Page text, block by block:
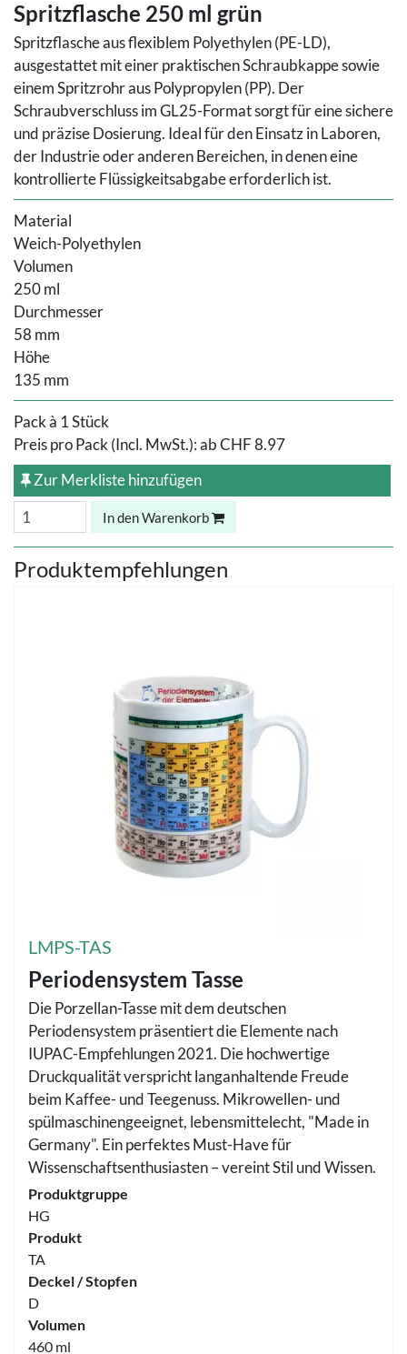
Spritzflasche 250 ml grün
Spritzflasche aus flexiblem Polyethylen (PE-LD),
ausgestattet mit einer praktischen Schraubkappe sowie
einem Spritzrohr aus Polypropylen (PP). Der
Schraubverschluss im GL25-Format sorgt für eine sichere
und präzise Dosierung. Ideal für den Einsatz in Laboren,
der Industrie oder anderen Bereichen, in denen eine
kontrollierte Flüssigkeitsabgabe erforderlich ist.
Material
Weich-Polyethylen
Volumen
250 ml
Durchmesser
58 mm
Höhe
135 mm
Pack à 1 Stück
Preis pro Pack (Incl. MwSt.):abCHF 8.97
Zur Merkliste hinzufügen
In den Warenkorb
Produktempfehlungen
LMPS-TAS
Periodensystem Tasse
Die Porzellan-Tasse mit dem deutschen
Periodensystem präsentiert die Elemente nach
IUPAC-Empfehlungen 2021. Die hochwertige
Druckqualität verspricht langanhaltende Freude
beim Kaffee- und Teegenuss. Mikrowellen- und
spülmaschinengeeignet, lebensmittelecht, "Made in
Germany". Ein perfektes Must-Have für
Wissenschaftsenthusiasten – vereint Stil und Wissen.
Produktgruppe
HG
Produkt
TA
Deckel / Stopfen
D
Volumen
460 ml